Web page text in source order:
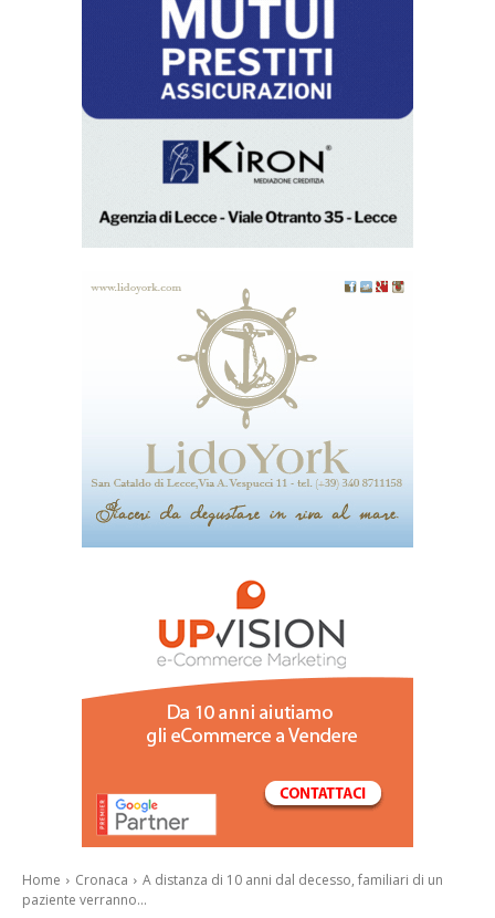
Home
Cronaca
A distanza di 10 anni dal decesso, familiari di un
paziente verranno...